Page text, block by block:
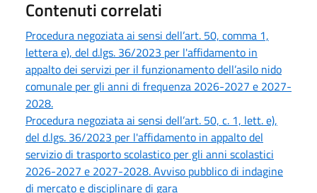
Contenuti correlati
Procedura negoziata ai sensi dell’art. 50, comma 1,
lettera e), del d.lgs. 36/2023 per l'affidamento in
appalto dei servizi per il funzionamento dell’asilo nido
comunale per gli anni di frequenza 2026-2027 e 2027-
2028.
Procedura negoziata ai sensi dell’art. 50, c. 1, lett. e),
del d.lgs. 36/2023 per l'affidamento in appalto del
servizio di trasporto scolastico per gli anni scolastici
2026-2027 e 2027-2028. Avviso pubblico di indagine
di mercato e disciplinare di gara